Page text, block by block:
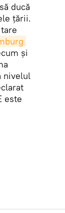
ducă
țării.
și
nivelul
este